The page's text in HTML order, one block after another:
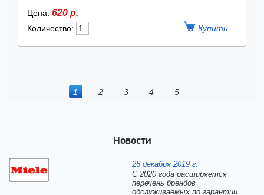
Цена: 620 р.
Количество:
1 2 3 4 5
Новости
26 декабря 2019 г.
С 2020 года расширяется
перечень брендов
обслуживаемых по гарантии